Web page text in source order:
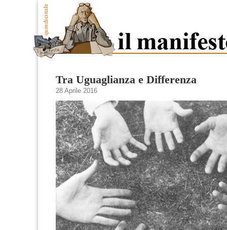
Tra Uguaglianza e Differenza
28 Aprile 2016